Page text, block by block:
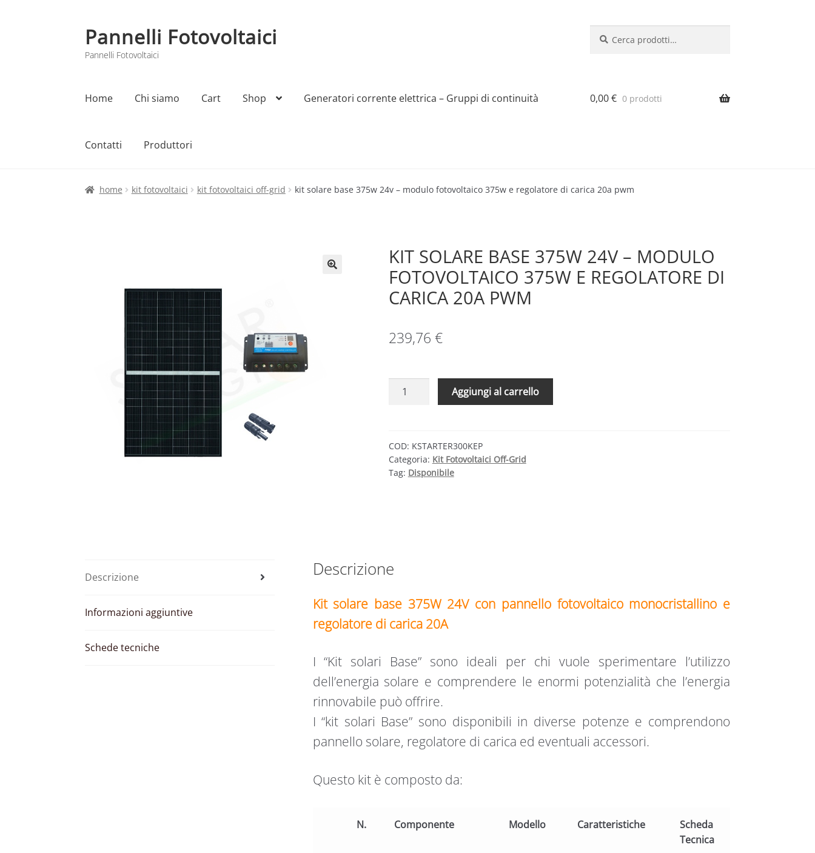
Vai
alla
navigazione
Vai
al
contenuto
Pannelli Fotovoltaici
Pannelli Fotovoltaici
Home Chi siamo Cart Shop Generatori corrente elettrica – Gruppi di continuità
Contatti Produttori
Home Cart Checkout Chi siamo Contatti My account Produttori Sample Page Shop
0,00€ 0 prodotti
home kit fotovoltaici kit fotovoltaici off-grid kit solare base 375w 24v – modulo fotovoltaico 375w e regolatore di carica 20a pwm
KIT SOLARE BASE 375W 24V – MODULO
FOTOVOLTAICO 375W E REGOLATORE DI
CARICA 20A PWM
239,76 €
24V
–
MODULO
CARICA
PWM
quantità
Aggiungi al carrello
COD: KSTARTER300KEP
Categoria: Kit Fotovoltaici Off-Grid
Tag: Disponibile
Descrizione
Informazioni aggiuntive
Schede tecniche
Descrizione
Kit solare base 375W 24V con pannello fotovoltaico monocristallino e
regolatore di carica 20A
I “Kit solari Base” sono ideali per chi vuole sperimentare l’utilizzo
dell’energia solare e comprendere le enormi potenzialità che l’energia
rinnovabile può offrire.
I “kit solari Base” sono disponibili in diverse potenze e comprendono
pannello solare, regolatore di carica ed eventuali accessori.
Questo kit è composto da:
N. Componente Modello Caratteristiche
Scheda
Tecnica